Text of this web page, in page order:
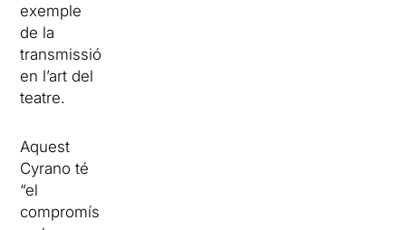
exemple
de la
transmissió
en l’art del
teatre.
Aquest
Cyrano té
“el
compromís